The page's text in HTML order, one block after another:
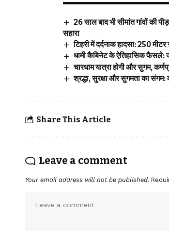
26 साल बाद भी सीमांत गांवों की
सहारा
टिहरी में दर्दनाक हादसा: 250
धामी कैबिनेट के ऐतिहासिक फैसले:
चारधाम यात्रा होगी और सुगम,
श्रद्धा, सुरक्षा और सुगमता का
Share This Article
Leave a comment
Your email address will not be published.